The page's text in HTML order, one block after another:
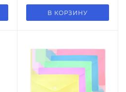
В КОРЗИНУ